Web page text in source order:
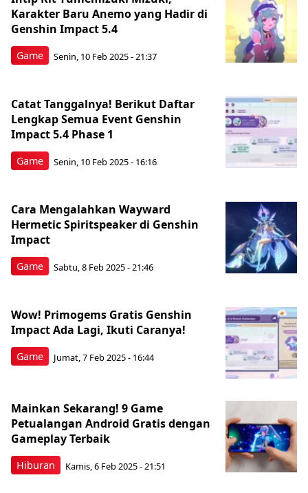
Game
Karakter Baru Anemo yang Hadir di
Genshin Impact 5.4
Senin, 10 Feb 2025 - 21:37
Game
Catat Tanggalnya! Berikut Daftar
Lengkap Semua Event Genshin
Impact 5.4 Phase 1
Senin, 10 Feb 2025 - 16:16
Game
Cara Mengalahkan Wayward
Hermetic Spiritspeaker di Genshin
Impact
Sabtu, 8 Feb 2025 - 21:46
Game
Wow! Primogems Gratis Genshin
Impact Ada Lagi, Ikuti Caranya!
Jumat, 7 Feb 2025 - 16:44
Hiburan
Mainkan Sekarang! 9 Game
Petualangan Android Gratis dengan
Gameplay Terbaik
Kamis, 6 Feb 2025 - 21:51